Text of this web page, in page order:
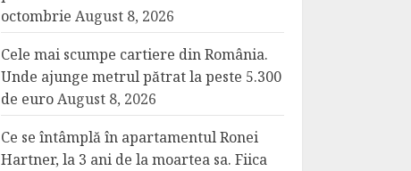
octombrie August 8, 2026
Cele mai scumpe cartiere din România.
Unde ajunge metrul pătrat la peste 5.300
de euroAugust 8, 2026
Ce se întâmplă în apartamentul Ronei
Hartner, la 3 ani de la moartea sa. Fiica